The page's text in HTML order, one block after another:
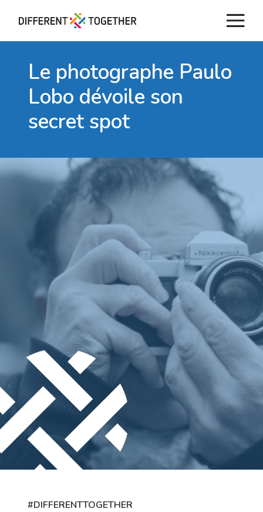
Vidéos
#differenttogether
Ville de Differdange
Contact
Le photographe Paulo
Lobo dévoile son
secret spot
#DIFFERENTTOGETHER